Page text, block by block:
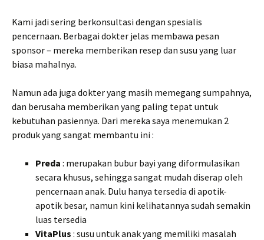
Kami jadi sering berkonsultasi dengan spesialis
pencernaan. Berbagai dokter jelas membawa pesan
sponsor – mereka memberikan resep dan susu yang luar
biasa mahalnya.
Namun ada juga dokter yang masih memegang sumpahnya,
dan berusaha memberikan yang paling tepat untuk
kebutuhan pasiennya. Dari mereka saya menemukan 2
produk yang sangat membantu ini :
Preda : merupakan bubur bayi yang diformulasikan
secara khusus, sehingga sangat mudah diserap oleh
pencernaan anak. Dulu hanya tersedia di apotik-
apotik besar, namun kini kelihatannya sudah semakin
luas tersedia
VitaPlus : susu untuk anak yang memiliki masalah